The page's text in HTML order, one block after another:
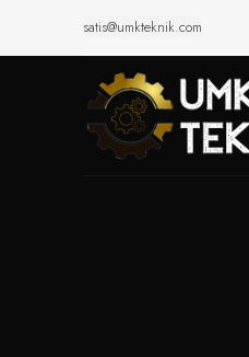
satis@umkteknik.com